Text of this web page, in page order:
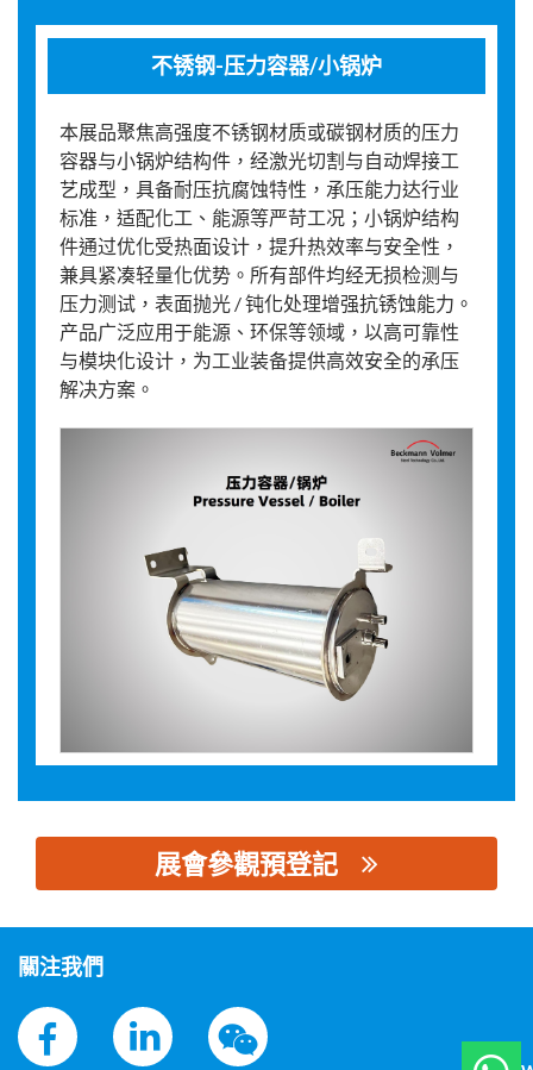
不锈钢-压力容器/小锅炉
本展品聚焦高强度不锈钢材质或碳钢材质的压力
容器与小锅炉结构件，经激光切割与自动焊接工
艺成型，具备耐压抗腐蚀特性，承压能力达行业
标准，适配化工、能源等严苛工况；小锅炉结构
件通过优化受热面设计，提升热效率与安全性，
兼具紧凑轻量化优势。所有部件均经无损检测与
压力测试，表面抛光 / 钝化处理增强抗锈蚀能力。
产品广泛应用于能源、环保等领域，以高可靠性
与模块化设计，为工业装备提供高效安全的承压
解决方案。
展會參觀預登記
司
關注我們